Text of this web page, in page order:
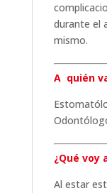
durante el
mismo.
A quién
¿Qué voy
Al estar